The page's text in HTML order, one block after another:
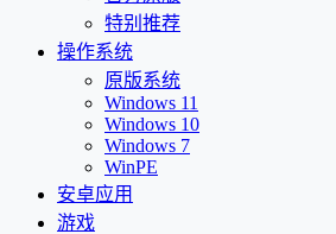
特别推荐
操作系统
原版系统
Windows 11
Windows 10
Windows 7
WinPE
安卓应用
游戏